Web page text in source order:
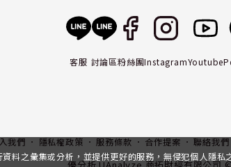
客服 討論區粉絲團InstagramYoutube
我們 隱私權政策 服務條款 合作提案 聯絡我們
料之彙集或分析，並提供更好的服務，無侵犯個人隱